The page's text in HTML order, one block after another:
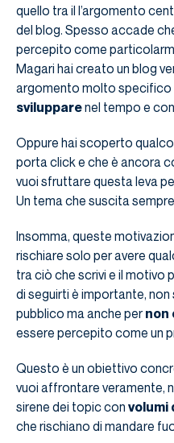
quello tra il l’argomento
del blog. Spesso accade
percepito come
Magari hai creato un blog
argomento molto specifico
svilupparenel tempo e
Oppure hai scoperto
porta click e che è ancora
vuoi sfruttare questa leva
Un tema che suscita
Insomma, queste
rischiare solo per avere
tra ciò che scrivi e il motivo
di seguirti è importante,
pubblico ma anche pernon
essere percepito come un
Questo è un obiettivo
vuoi affrontare veramente,
sirene dei topic con
che rischiano di mandare